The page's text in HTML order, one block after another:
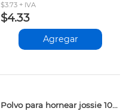
$3.73 + IVA
$4.33
Agregar
Polvo para hornear jossie 100gr